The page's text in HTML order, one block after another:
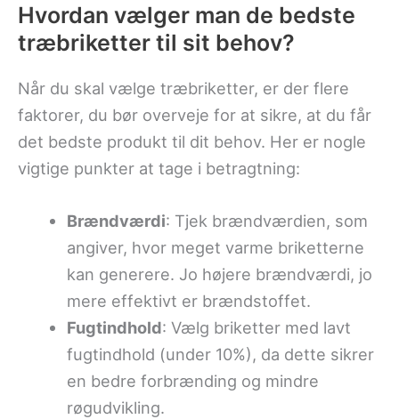
Hvordan vælger man de bedste
træbriketter til sit behov?
Når du skal vælge træbriketter, er der flere
faktorer, du bør overveje for at sikre, at du får
det bedste produkt til dit behov. Her er nogle
vigtige punkter at tage i betragtning:
Brændværdi: Tjek brændværdien, som
angiver, hvor meget varme briketterne
kan generere. Jo højere brændværdi, jo
mere effektivt er brændstoffet.
Fugtindhold: Vælg briketter med lavt
fugtindhold (under 10%), da dette sikrer
en bedre forbrænding og mindre
røgudvikling.